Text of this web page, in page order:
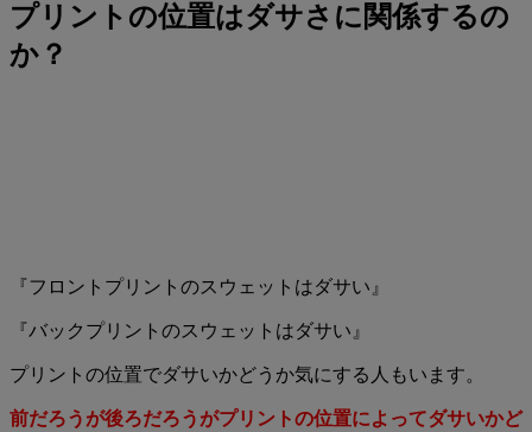
プリントの位置はダサさに関係するの
か？
『フロントプリントのスウェットはダサい』
『バックプリントのスウェットはダサい』
プリントの位置でダサいかどうか気にする人もいます。
前だろうが後ろだろうがプリントの位置によってダサいかど